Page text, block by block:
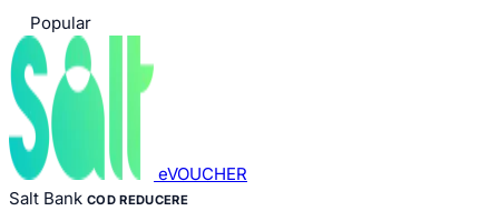
Popular
eVOUCHER
Salt Bank COD REDUCERE